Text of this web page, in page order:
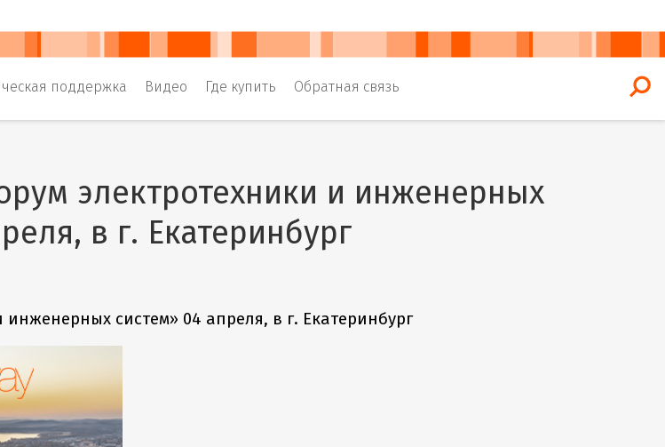
поддержка Видео Где купить Обратная связь
электротехники и инженерных
в г. Екатеринбург
систем» 04 апреля, в г. Екатеринбург